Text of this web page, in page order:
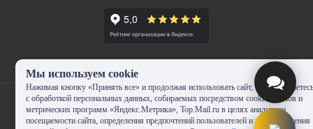
Мы используем cookie
Нажимая кнопку «Принять все» и продолжая использовать сайт, Вы
с обработкой персональных данных, собираемых посредством cookie-файлов и
метрических программ «Яндекс.Метрика», Top.Mail.ru в целях аналитики
посещаемости сайта, определения предпочтений пользователей и предоставления